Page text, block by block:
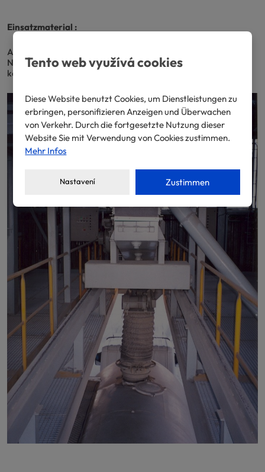
Einsatzmaterial :
Ausführung – Verlademobil VLC ist als Schweißgehäuse aus
Normalstahl, Blechen und Profilen, die produktberührten Teile
können aus verschleißfestem Stahl 400Cr.
Tento web využívá cookies
Diese Website benutzt Cookies, um Dienstleistungen zu
erbringen, personifizieren Anzeigen und Überwachen
von Verkehr. Durch die fortgesetzte Nutzung dieser
Website Sie mit Verwendung von Cookies zustimmen.
Mehr Infos
Nastavení Zustimmen